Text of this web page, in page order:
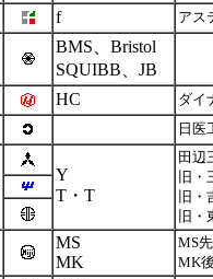
f アス
BMS、Bristol
SQUIBB、JB
HC ダイ
日医
Y
T・T
田辺
旧・
旧
旧・
MS
MK
MS
MK